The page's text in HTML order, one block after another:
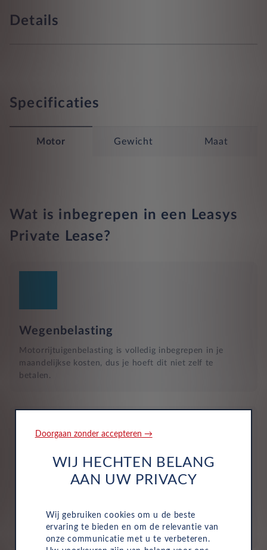
Details
Specificaties
Motor Gewicht Maat
Wat is inbegrepen in een Leasys
Private Lease?
Wegenbelasting
Motorrijtuigenbelasting is volledig inbegrepen in je
maandelijkse kosten, dus je hoeft dit niet zelf te
betalen.
Verzekering
uitgebreide dekking, zodat je volledig beschermd bent in
het geval van onvoorziene ongelukken.
Doorgaan zonder accepteren →
WIJ HECHTEN BELANG
AAN UW PRIVACY
Wij gebruiken cookies om u de beste
ervaring te bieden en om de relevantie van
onze communicatie met u te verbeteren.